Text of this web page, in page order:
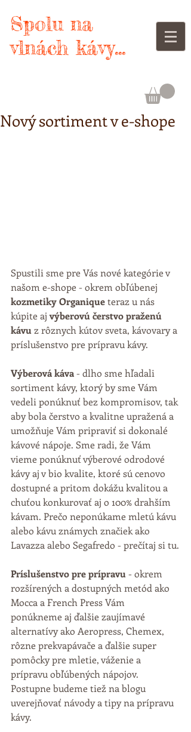
Spolu na
vlnách kávy...
Nový sortiment v e-shope
Spustili sme pre Vás nové kategórie v
našom e-shope - okrem obľúbenej
kozmetiky Organique teraz u nás
kúpite aj výberovú čerstvo praženú
kávu z rôznych kútov sveta, kávovary a
príslušenstvo pre prípravu kávy.
Výberová káva - dlho sme hľadali
sortiment kávy, ktorý by sme Vám
vedeli ponúknuť bez kompromisov, tak
aby bola čerstvo a kvalitne upražená a
umožňuje Vám pripraviť si dokonalé
kávové nápoje. Sme radi, že Vám
vieme ponúknuť výberové odrodové
kávy aj v bio kvalite, ktoré sú cenovo
dostupné a pritom dokážu kvalitou a
chuťou konkurovať aj o 100% drahším
kávam. Prečo neponúkame mletú kávu
alebo kávu známych značiek ako
Lavazza alebo Segafredo - prečítaj si tu.
Príslušenstvo pre prípravu - okrem
rozšírených a dostupných metód ako
Mocca a French Press Vám
ponúkneme aj ďalšie zaujímavé
alternatívy ako Aeropress, Chemex,
rôzne prekvapávače a ďalšie super
pomôcky pre mletie, váženie a
prípravu obľúbených nápojov.
Postupne budeme tiež na blogu
uverejňovať návody a tipy na prípravu
kávy.